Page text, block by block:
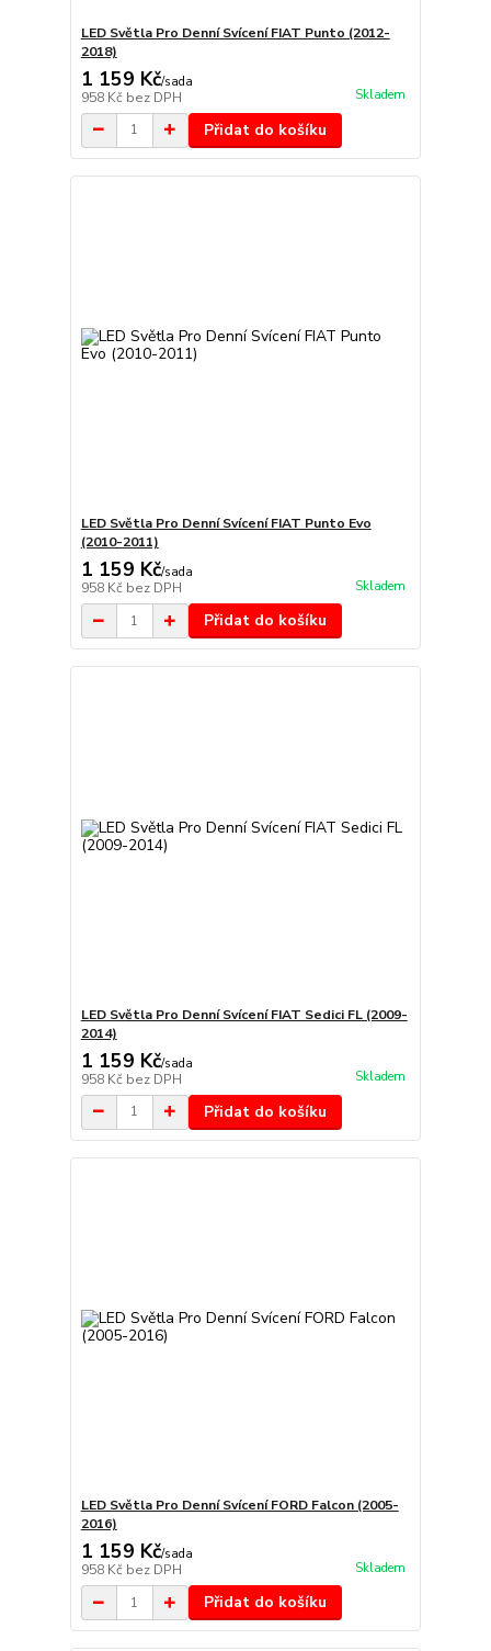
LED Světla Pro Denní Svícení FIAT Punto (2012-
2018)
1 159 Kč/sada
958 Kč bez DPH Skladem
Přidat do košíku
LED Světla Pro Denní Svícení FIAT Punto Evo
(2010-2011)
1 159 Kč/sada
958 Kč bez DPH Skladem
Přidat do košíku
LED Světla Pro Denní Svícení FIAT Sedici FL (2009-
2014)
1 159 Kč/sada
958 Kč bez DPH Skladem
Přidat do košíku
LED Světla Pro Denní Svícení FORD Falcon (2005-
2016)
1 159 Kč/sada
958 Kč bez DPH Skladem
Přidat do košíku